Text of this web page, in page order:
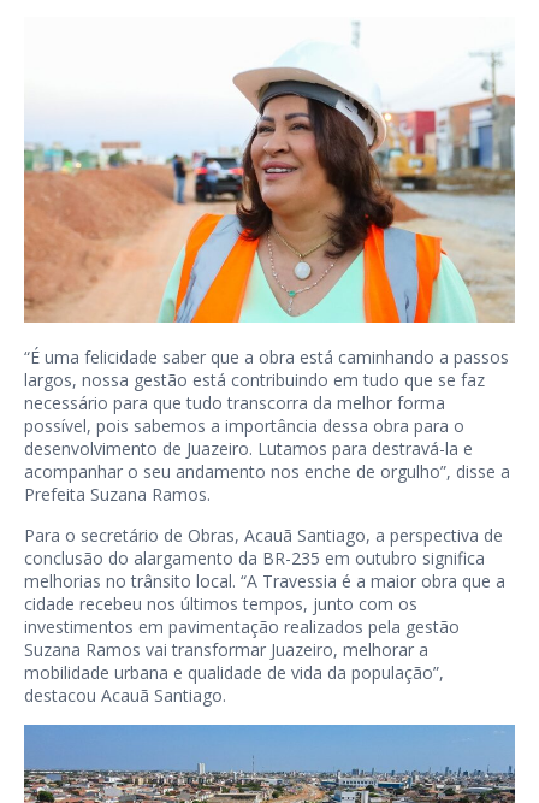
“É uma felicidade saber que a obra está caminhando a passos
largos, nossa gestão está contribuindo em tudo que se faz
necessário para que tudo transcorra da melhor forma
possível, pois sabemos a importância dessa obra para o
desenvolvimento de Juazeiro. Lutamos para destravá-la e
acompanhar o seu andamento nos enche de orgulho”, disse a
Prefeita Suzana Ramos.
Para o secretário de Obras, Acauã Santiago, a perspectiva de
conclusão do alargamento da BR-235 em outubro significa
melhorias no trânsito local. “A Travessia é a maior obra que a
cidade recebeu nos últimos tempos, junto com os
investimentos em pavimentação realizados pela gestão
Suzana Ramos vai transformar Juazeiro, melhorar a
mobilidade urbana e qualidade de vida da população”,
destacou Acauã Santiago.